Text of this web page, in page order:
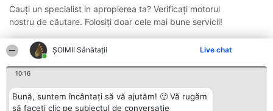
ŞOIMII Sănătații Live chat
10:16
Bună, suntem încântați să vă ajutăm! 🙂 Vă rugăm
să faceți clic pe subiectul de conversație
Cauți un specialist in apropierea ta? Verificați motorul
nostru de căutare. Folosiți doar cele mai bune servicii!